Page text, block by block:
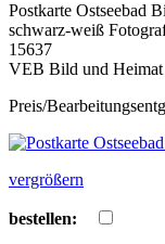
Postkarte Ostseebad
schwarz-weiß
15637
VEB Bild und Heimat
Preis/
vergrößern
bestellen: